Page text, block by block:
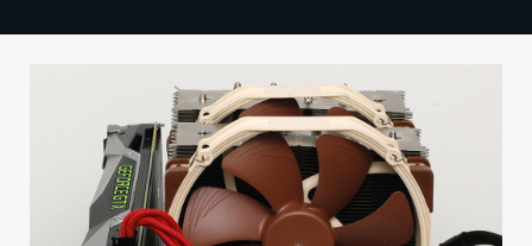
VAIHDA TEEMA